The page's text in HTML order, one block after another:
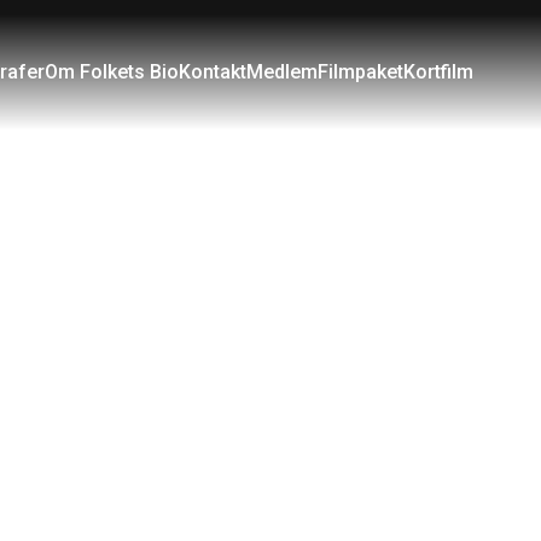
Om Folkets BioKontaktMedlemFilmpaketKortfilm